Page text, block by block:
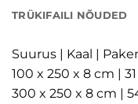
TRÜKIFAILI NÕUDED
Suurus | Kaal |
100 x 250 x 8 cm |
300 x 250 x 8 cm |